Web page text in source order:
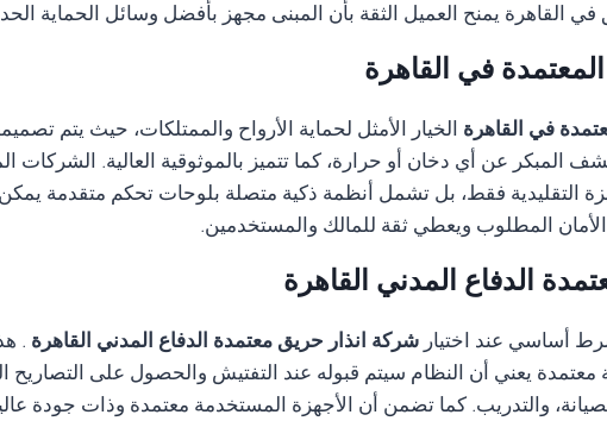
في القاهرة يمنح العميل الثقة بأن المبنى مجهز بأفضل وسائل الحماية
في القاهرة
في القاهرة الخيار الأمثل لحماية الأرواح والممتلكات، حيث يتم
المبكر عن أي دخان أو حرارة، كما تتميز بالموثوقية العالية.
التقليدية فقط، بل تشمل أنظمة ذكية متصلة بلوحات تحكم متقدمة يمكن
المطلوب ويعطي ثقة للمالك والمستخدمين.
الدفاع المدني القاهرة
أساسي عند اختيارشركة انذار حريق معتمدة الدفاع المدني القاهرة .
معتمدة يعني أن النظام سيتم قبوله عند التفتيش والحصول على
والتدريب. كما تضمن أن الأجهزة المستخدمة معتمدة وذات جودة